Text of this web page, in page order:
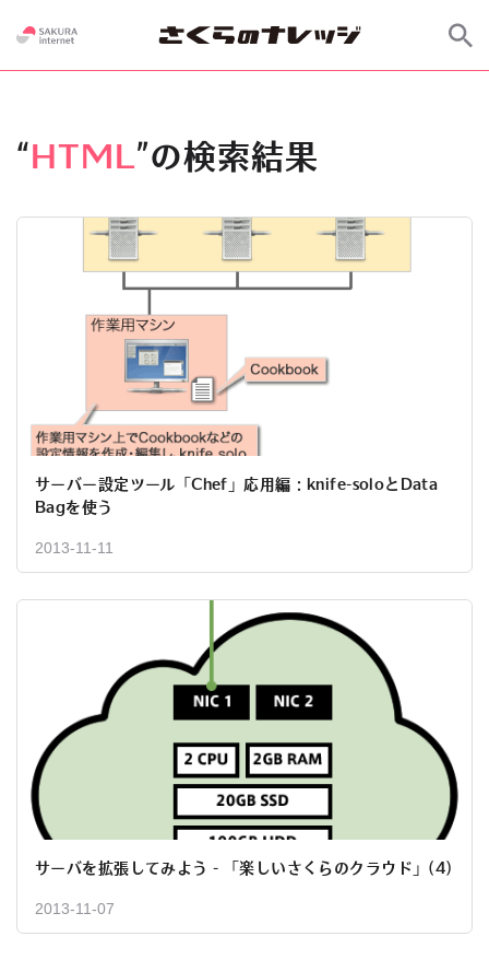
“ HTML”の検索結果
サーバー設定ツール「Chef」応用編：knife-soloとData
Bagを使う
2013-11-11
サーバを拡張してみよう - 「楽しいさくらのクラウド」(4)
2013-11-07